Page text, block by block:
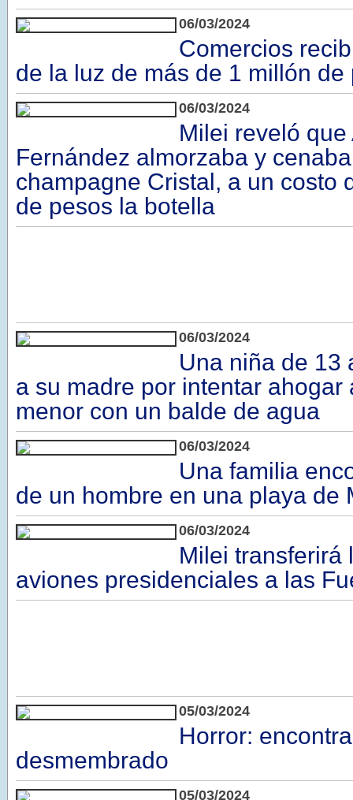
06/03/2024
Comercios
de la luz de más de 1 millón de
06/03/2024
Milei reveló que
Fernández almorzaba y
champagne Cristal, a un costo
de pesos la botella
06/03/2024
Una niña de 13
a su madre por intentar ahogar
menor con un balde de agua
06/03/2024
Una familia
de un hombre en una playa de
06/03/2024
Milei transferirá
aviones presidenciales a las
05/03/2024
Horror:
desmembrado
05/03/2024